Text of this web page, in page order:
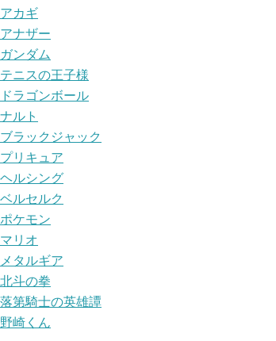
カギ
ナザー
ンダム
ニスの王子様
ラゴンボール
ルト
ラックジャック
リキュア
ルシング
ルセルク
ケモン
リオ
タルギア
斗の拳
第騎士の英雄譚
崎くん